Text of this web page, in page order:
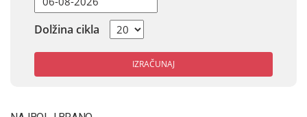
Dolžina cikla
IZRAČUNAJ